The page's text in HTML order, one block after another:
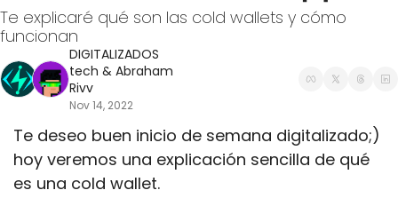
Te explicaré qué son las cold wallets y cómo
funcionan
DIGITALIZADOS
tech & Abraham
Rivv
Nov 14, 2022
Te deseo buen inicio de semana digitalizado;)
hoy veremos una explicación sencilla de qué
es una cold wallet.